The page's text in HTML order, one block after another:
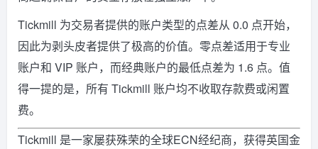
Tickmill 为交易者提供的账户类型的点差从 0.0 点开始，
因此为剥头皮者提供了极高的价值。零点差适用于专业
账户和 VIP 账户，而经典账户的最低点差为 1.6 点。值
得一提的是，所有 Tickmill 账户均不收取存款费或闲置
费。
Tickmill 是一家屡获殊荣的全球ECN经纪商，获得英国金